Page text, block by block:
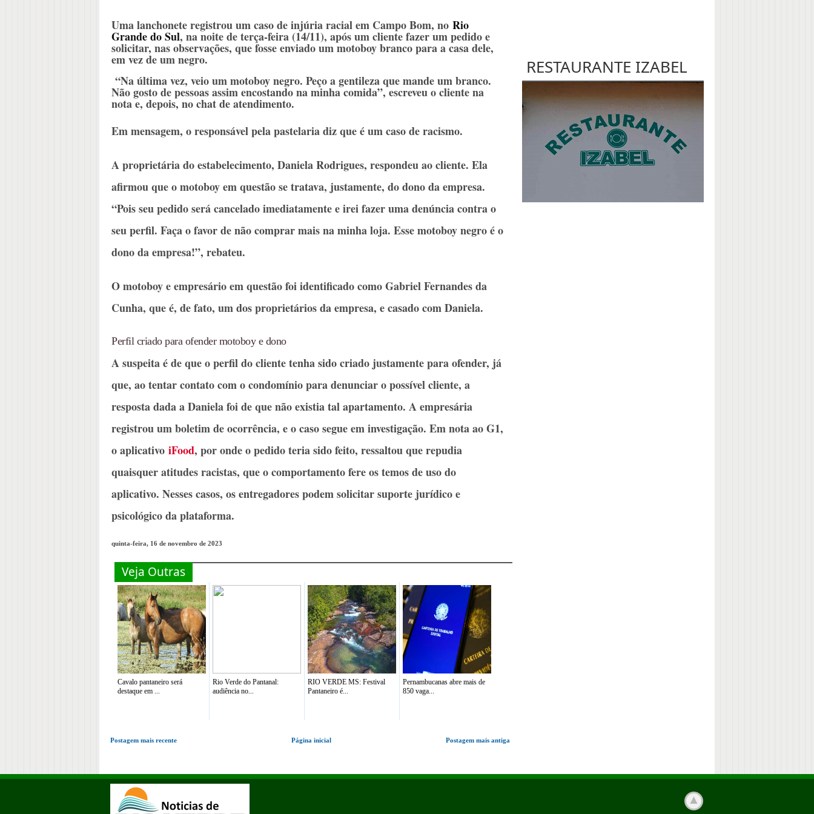
Uma lanchonete registrou um caso de injúria racial em Campo Bom, no Rio
Grande do Sul, na noite de terça-feira (14/11), após um cliente fazer um pedido e
solicitar, nas observações, que fosse enviado um motoboy branco para a casa dele,
em vez de um negro.
“Na última vez, veio um motoboy negro. Peço a gentileza que mande um branco.
Não gosto de pessoas assim encostando na minha comida”, escreveu o cliente na
nota e, depois, no chat de atendimento.
Em mensagem, o responsável pela pastelaria diz que é um caso de racismo.
A proprietária do estabelecimento, Daniela Rodrigues, respondeu ao cliente. Ela
afirmou que o motoboy em questão se tratava, justamente, do dono da empresa.
“Pois seu pedido será cancelado imediatamente e irei fazer uma denúncia contra o
seu perfil. Faça o favor de não comprar mais na minha loja. Esse motoboy negro é o
dono da empresa!”, rebateu.
O motoboy e empresário em questão foi identificado como Gabriel Fernandes da
Cunha, que é, de fato, um dos proprietários da empresa, e casado com Daniela.
Perfil criado para ofender motoboy e dono
A suspeita é de que o perfil do cliente tenha sido criado justamente para ofender, já
que, ao tentar contato com o condomínio para denunciar o possível cliente, a
resposta dada a Daniela foi de que não existia tal apartamento. A empresária
registrou um boletim de ocorrência, e o caso segue em investigação. Em nota ao G1,
o aplicativo iFood, por onde o pedido teria sido feito, ressaltou que repudia
quaisquer atitudes racistas, que o comportamento fere os temos de uso do
aplicativo. Nesses casos, os entregadores podem solicitar suporte jurídico e
psicológico da plataforma.
quinta-feira, 16 de novembro de 2023
Veja Outras
Cavalo pantaneiro será
destaque em ...
Rio Verde do Pantanal:
audiência no...
RIO VERDE MS: Festival
Pantaneiro é...
Pernambucanas abre mais de
850 vaga...
Postagem mais recente Postagem mais antiga
Página inicial
RESTAURANTE IZABEL